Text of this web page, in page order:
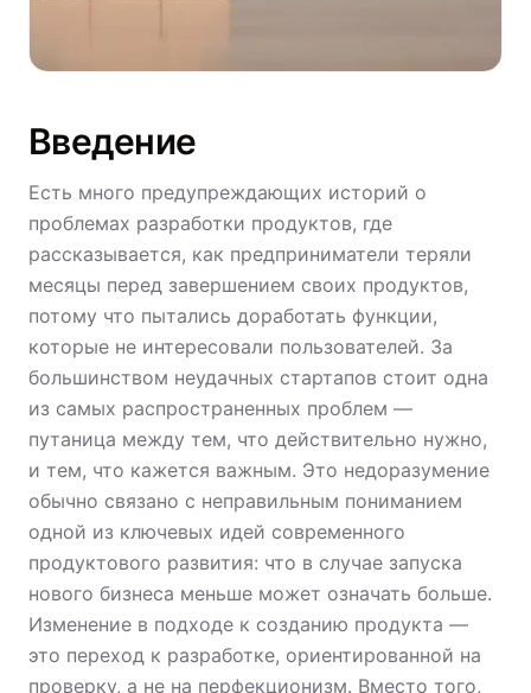
Введение
Есть много предупреждающих историй о
проблемах разработки продуктов, где
рассказывается, как предприниматели теряли
месяцы перед завершением своих продуктов,
потому что пытались доработать функции,
которые не интересовали пользователей. За
большинством неудачных стартапов стоит одна
из самых распространенных проблем —
путаница между тем, что действительно нужно,
и тем, что кажется важным. Это недоразумение
обычно связано с неправильным пониманием
одной из ключевых идей современного
продуктового развития: что в случае запуска
нового бизнеса меньше может означать больше.
Изменение в подходе к созданию продукта —
это переход к разработке, ориентированной на
проверку, а не на перфекционизм. Вместо того,